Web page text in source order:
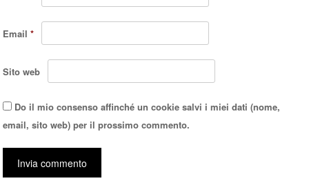
Email*
Sito web
Do il mio consenso affinché un cookie salvi i miei dati (nome,
email, sito web) per il prossimo commento.